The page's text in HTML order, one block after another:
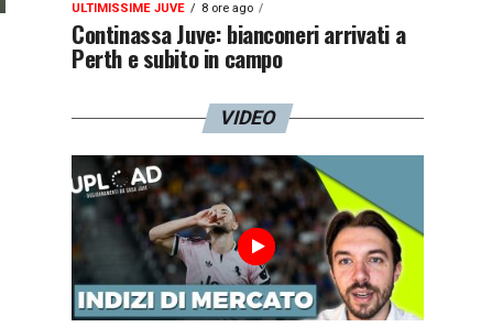
ULTIMISSIME JUVE 8 ore ago
Continassa Juve: bianconeri arrivati a
Perth e subito in campo
VIDEO